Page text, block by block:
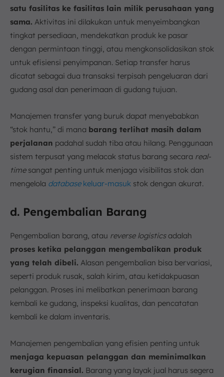
satu fasilitas ke fasilitas lain milik perusahaan yang
sama. Aktivitas ini dilakukan untuk menyeimbangkan
tingkat persediaan, mendekatkan produk ke pasar
dengan permintaan tinggi, atau mengkonsolidasikan stok
untuk efisiensi penyimpanan. Setiap transfer harus
dicatat sebagai dua transaksi terpisah pengeluaran dari
gudang asal dan penerimaan di gudang tujuan.
Manajemen transfer yang buruk dapat menyebabkan
“stok hantu,” di mana barang terlihat masih dalam
perjalanan padahal sudah tiba atau hilang. Penggunaan
sistem terpusat yang melacak status barang secara real-
timesangat penting untuk menjaga visibilitas stok dan
mengelola databasekeluar-masuk stok dengan akurat.
d. Pengembalian Barang
Pengembalian barang, atau reverse logisticsadalah
proses ketika pelanggan mengembalikan produk
yang telah dibeli. Alasan pengembalian bisa bervariasi,
seperti produk rusak, salah kirim, atau ketidakpuasan
pelanggan. Proses ini melibatkan penerimaan barang
kembali ke gudang, inspeksi kualitas, dan pencatatan
kembali ke dalam inventaris.
Manajemen pengembalian yang efisien penting untuk
menjaga kepuasan pelanggan dan meminimalkan
kerugian finansial. Barang yang layak jual harus segera